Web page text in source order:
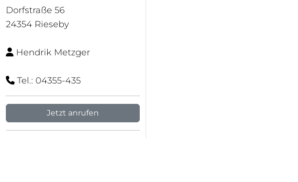
Dorfstraße 56
24354 Rieseby
Hendrik Metzger
Tel.: 04355-435
Jetzt anrufen